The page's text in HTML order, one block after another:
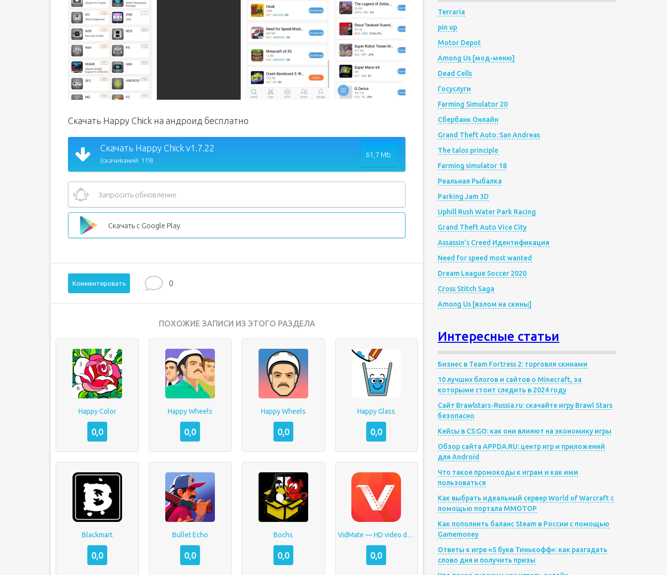
Скачать Happy Chick на андроид бесплатно
Скачать Happy Chick v1.7.22
(скачиваний: 119)
61,7 Mb
Запросить обновление
Скачать с Google Play
Комментировать 0
ПОХОЖИЕ ЗАПИСИ ИЗ ЭТОГО РАЗДЕЛА
Happy Color
0,0
Happy Wheels
0,0
Happy Wheels
0,0
Happy Glass
0,0
Blackmart
0,0
Bullet Echo
0,0
Bochs
0,0
VidMate — HD video downloader
0,0
Terraria
pin up
Motor Depot
Among Us [мод-меню]
Dead Cells
Госуслуги
Farming Simulator 20
Сбербанк Онлайн
Grand Theft Auto: San Andreas
The talos principle
Farming simulator 18
Реальная Рыбалка
Parking Jam 3D
Uphill Rush Water Park Racing
Grand Theft Auto Vice City
Assassin’s Creed Идентификация
Need for speed most wanted
Dream League Soccer 2020
Cross Stitch Saga
Among Us [взлом на скины]
Интересные статьи
Бизнес в Team Fortress 2: торговля скинами
10 лучших блогов и сайтов о Minecraft, за
которыми стоит следить в 2024 году
Сайт Brawlstars-Russia.ru: скачайте игру Brawl Stars
безопасно
Кейсы в CS:GO: как они влияют на экономику игры
Обзор сайта APPDA.RU: центр игр и приложений
для Android
Что такое промокоды к играм и как ими
пользоваться
Как выбрать идеальный сервер World of Warcraft с
помощью портала MMOTOP
Как пополнить баланс Steam в России с помощью
Gamemoney
Ответы к игре «5 букв Тинькофф»: как разгадать
слово дня и получить призы